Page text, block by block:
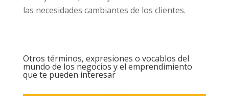
las necesidades cambiantes de los clientes.
Otros términos, expresiones o vocablos del
mundo de los negocios y el emprendimiento
que te pueden interesar